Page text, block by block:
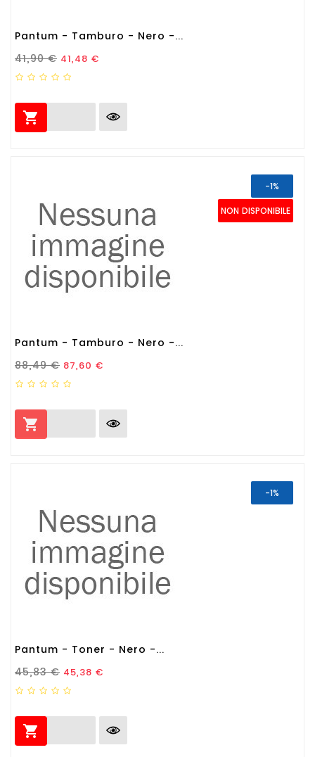
Pantum - Tamburo - Nero -...
Prezzo Standard
41,90 € Prezzo
41,48 €

NON DISPONIBILE
-1%
Pantum - Tamburo - Nero -...
Prezzo Standard
88,49 € Prezzo
87,60 €

-1%
Pantum - Toner - Nero -...
Prezzo Standard
45,83 € Prezzo
45,38 €
